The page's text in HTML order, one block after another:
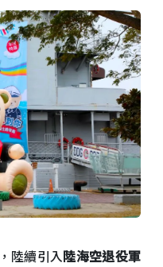
陸續引入陸海空退役軍